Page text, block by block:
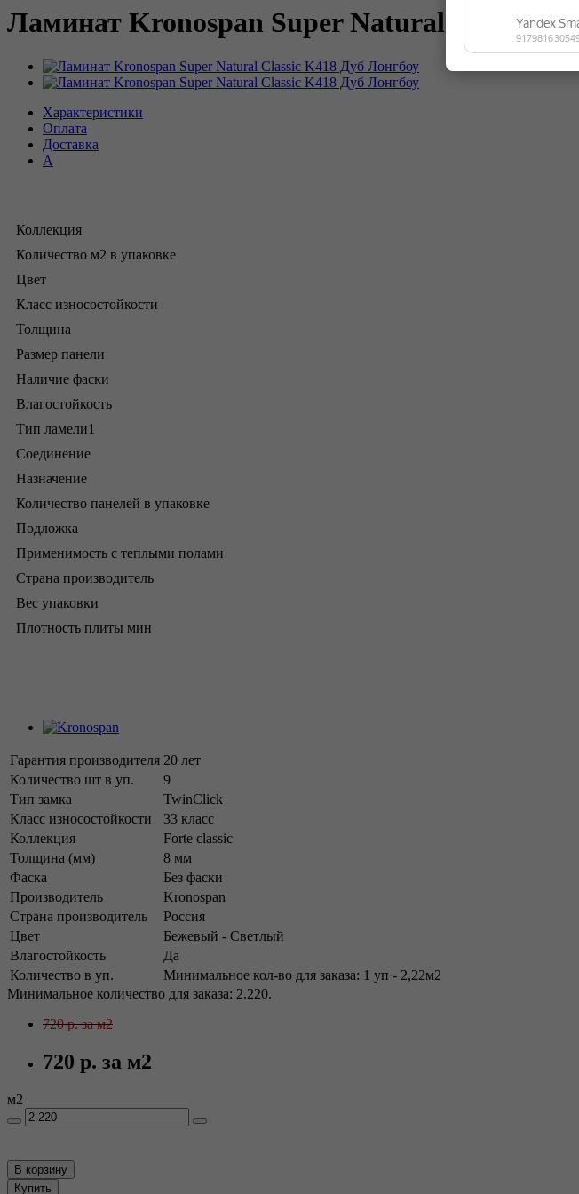
Ламинат Kronospan Super Natural Classic
Характеристики
Оплата
Доставка
А
Коллекция
Количество м2 в упаковке
Цвет
Класс износостойкости
Толщина
Размер панели
Наличие фаски
Влагостойкость
Тип ламели1
Соединение
Назначение
Количество панелей в упаковке
Подложка
Применимость с теплыми полами
Страна производитель
Вес упаковки
Плотность плиты мин
Гарантия производителя 20 лет
Количество шт в уп.
9
Тип замка
TwinClick
Класс износостойкости
33 класс
Коллекция
Forte classic
Толщина (мм)
8 мм
Фаска
Без фаски
Производитель
Kronospan
Страна производитель
Россия
Цвет
Бежевый - Светлый
Влагостойкость
Да
Количество в уп.
Минимальное кол-во для заказа: 1 уп - 2,22м2
Минимальное количество для заказа: 2.220.
720 р.за м2
720 р. за м2
м2
В корзину
Купить